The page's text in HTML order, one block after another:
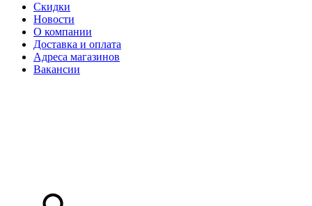
Скидки
Новости
О компании
Доставка и оплата
Адреса магазинов
Вакансии